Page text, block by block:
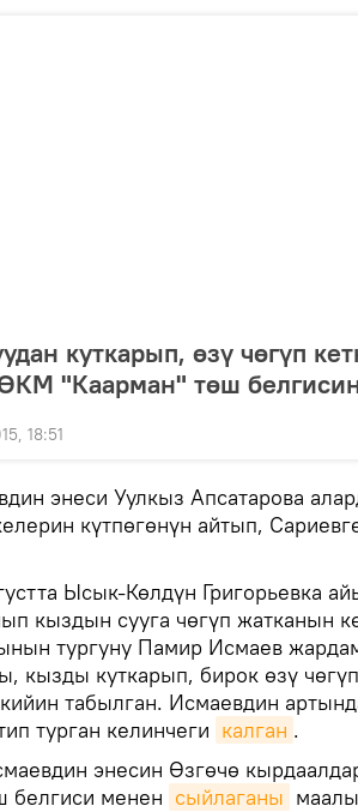
куткарып, өзү чөгүп
"Каарман" төш
18:51
энеси Уулкыз Апсатарова
күтпөгөнүн айтып,
Ысык-Көлдүн Григорьевка
кыздын сууга чөгүп жатканын
тургуну Памир Исмаев
кызды куткарып, бирок өзү
табылган. Исмаевдин
турган келинчеги калган .
энесин Өзгөчө
белгиси менен сыйлаганы